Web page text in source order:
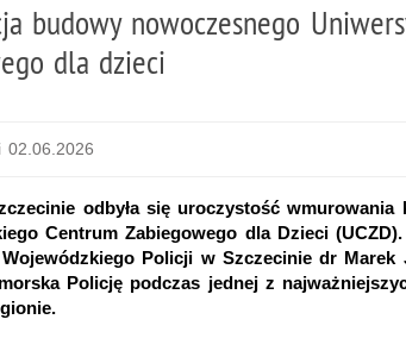
budowy nowoczesnego
dla dzieci
02.06.2026
odbyła się uroczystość wmurowania
Centrum Zabiegowego dla Dzieci
Policji w Szczecinie dr Marek
Policję podczas jednej z